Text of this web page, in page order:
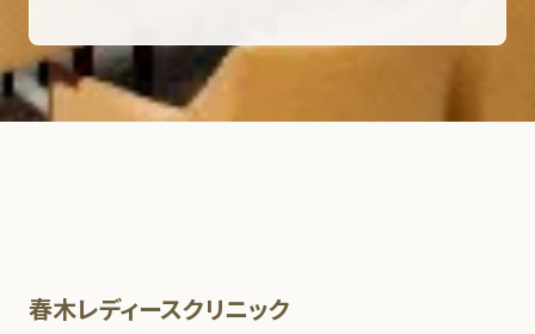
春木レディースクリニック